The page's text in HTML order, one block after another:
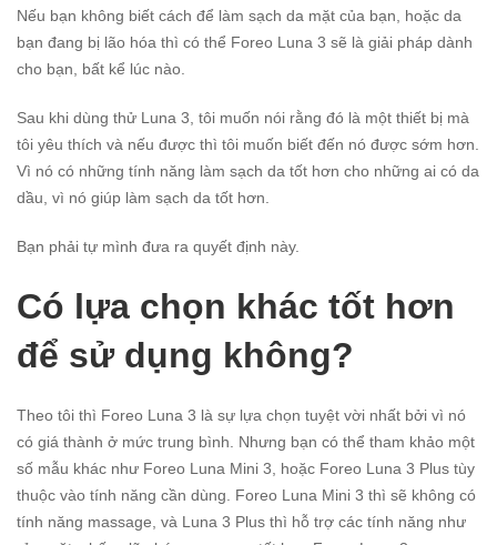
Nếu bạn không biết cách để làm sạch da mặt của bạn, hoặc da
bạn đang bị lão hóa thì có thể Foreo Luna 3 sẽ là giải pháp dành
cho bạn, bất kể lúc nào.
Sau khi dùng thử Luna 3, tôi muốn nói rằng đó là một thiết bị mà
tôi yêu thích và nếu được thì tôi muốn biết đến nó được sớm hơn.
Vì nó có những tính năng làm sạch da tốt hơn cho những ai có da
dầu, vì nó giúp làm sạch da tốt hơn.
Bạn phải tự mình đưa ra quyết định này.
Có lựa chọn khác tốt hơn
để sử dụng không?
Theo tôi thì Foreo Luna 3 là sự lựa chọn tuyệt vời nhất bởi vì nó
có giá thành ở mức trung bình. Nhưng bạn có thể tham khảo một
số mẫu khác như Foreo Luna Mini 3 , hoặc Foreo Luna 3 Plus tùy
thuộc vào tính năng cần dùng. Foreo Luna Mini 3 thì sẽ không có
tính năng massage, và Luna 3 Plus thì hỗ trợ các tính năng như